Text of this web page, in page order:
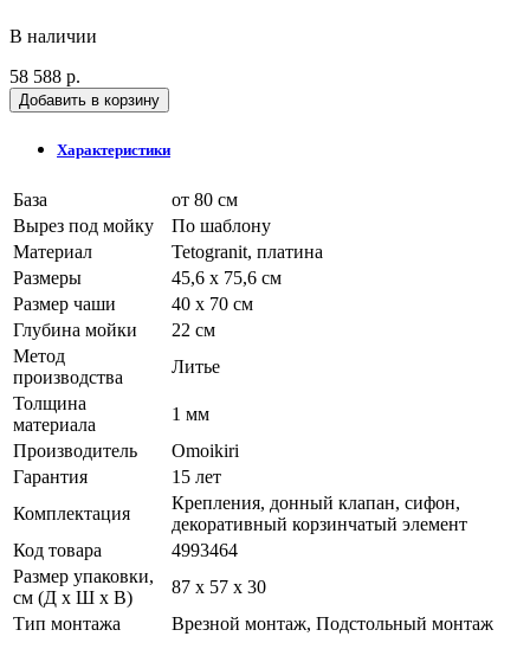
В наличии
58 588 р.
Добавить в корзину
Характеристики
База
от 80 см
Вырез под мойку
По шаблону
Материал
Tetogranit, платина
Размеры
45,6 x 75,6 см
Размер чаши
40 x 70 см
Глубина мойки
22 см
Метод
производства
Литье
Толщина
материала
1 мм
Производитель
Omoikiri
Гарантия
15 лет
Комплектация
Крепления, донный клапан, сифон,
декоративный корзинчатый элемент
Код товара
4993464
Размер упаковки,
см (Д х Ш х В)
87 х 57 х 30
Тип монтажа
Врезной монтаж, Подстольный монтаж